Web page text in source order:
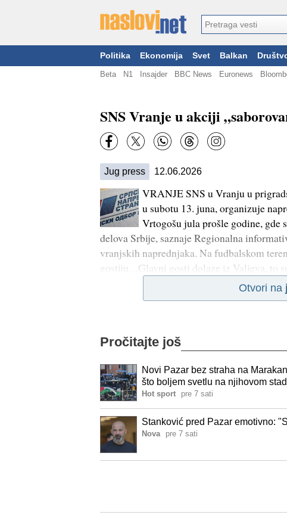
Politika Ekonomija Svet Balkan
Beta N1 Insajder BBC News Euronews
SNS Vranje u akciji
Jug press 12.06.2026
VRANJE SNS u Vranju u
u subotu 13. juna, organizuje
Vrtogošu jula prošle godine, gde
delova Srbije, saznaje Regionalna
vranjskih naprednjaka. Na fudbalskom
gostiju. „Glavni gosti dolaze iz Valjeva, to
Otvori na
Pročitajte još
Novi Pazar bez straha na
što boljem svetlu na njihovom
Hot sport pre 7 sati
Stanković pred Pazar emotivno:
Nova pre 7 sati